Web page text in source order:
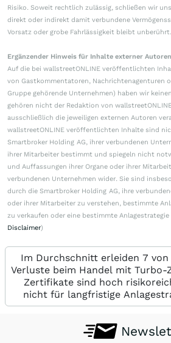
Risiko. Soweit rechtlich zulässig, schließen wir
direkt oder indirekt damit verbundene
Vorsatz oder grobe Fahrlässigkeit bleibt unberührt.
Ergänzender Hinweis für Inhalte externer
Auf die bei wallstreetONLINE veröffentlichten
von Gastkommentatoren, Nachrichtenagenturen
Gruppe gehörende Unternehmen) haben wir
gehören nicht der Redaktion von
ausschließlich die jeweiligen externen Autoren
wallstreetONLINE veröffentlichten Inhalte sind
Smartbroker Holding AG, ihrer verbundenen
ihrer Mitarbeiter bestimmt und spiegeln nicht
und Auffassungen ihrer Organe oder ihrer
verbundenen Unternehmen wider. Sie sind
durch die Smartbroker Holding AG, ihre
oder ihrer Mitarbeiter zu verstehen, bestimmte
zu verkaufen oder eine bestimmte Anlagestrategie
Disclaimer)
Im Durchschnitt erleiden 7
Verluste beim Handel mit
Zertifikate sind hoch
nicht für langfristige